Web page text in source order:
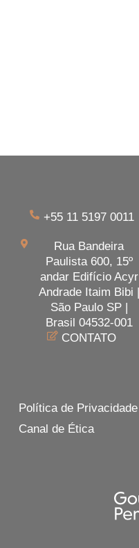
+55 11 5197 0011
Rua Bandeira
Paulista 600, 15º
andar Edifício Acyr
Andrade Itaim Bibi |
São Paulo SP |
Brasil 04532-001
CONTATO
Política de Privacidade
Canal de Ética